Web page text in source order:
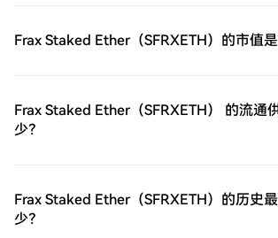
者提供个性化服务和竞争性汇率。第三步：
存储您的ProShares 两倍做多短期 VIX 期货
在您的HTX账户钱包中。您也可以通过区块
链转账将其发送到其他地方或者用于交易其
他加密货币。第四步：交易ProShares 两倍
期货ETF（UVXY)。访问您的账户，选择您的
交易对，执行您的交易，并实时监控。HTX
为初学者和经验丰富的交易者提供了友好的
Frax Staked Ether（SFRXETH）的市值是
Frax Staked Ether（SFRXETH） 的流通
少？
Frax Staked Ether（SFRXETH）的历史
少？